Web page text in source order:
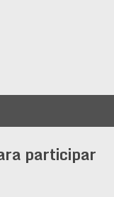
participar